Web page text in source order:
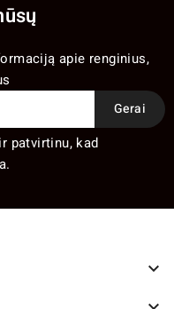
apie renginius,
patvirtinu, kad
